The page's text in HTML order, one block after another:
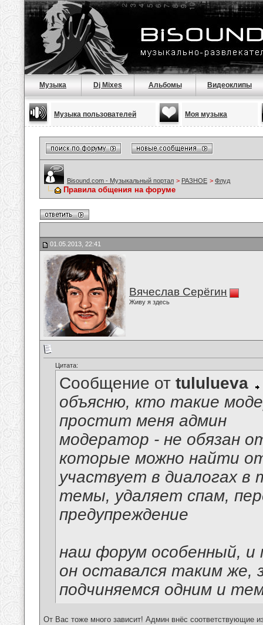
Музыка Dj Mixes Альбомы Видеоклипы
Музыка пользователей Моя музыка
Bisound.com - Музыкальный портал > РАЗНОЕ > Флуд
Правила общения на форуме
01.05.2013, 22:41
Вячеслав Серёгин
Живу я здесь
Цитата:
Сообщение от tululueva
объясню, кто такие
простит меня админ
модератор - не обязан
которые можно найти
участвует в диалогах
темы, удаляет спам,
предупреждение
наш форум особенный, и
он оставался таким же,
подчиняемся одним и
От Вас тоже много зависит! Админ внёс соответствующие